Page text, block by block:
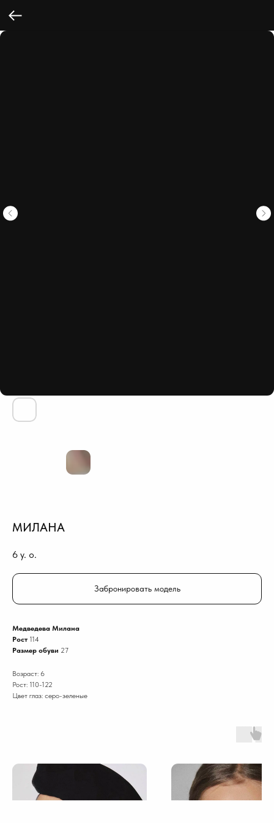
МИЛАНА
6 y. o.
Забронировать модель
Медведева Милана
Рост 114
Размер обуви 27
Возраст: 6
Рост: 110-122
Цвет глаз: серо-зеленые